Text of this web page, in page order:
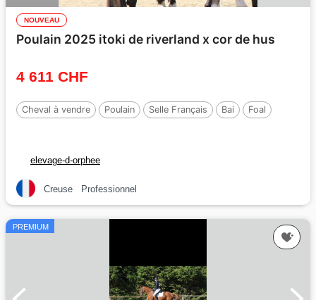
NOUVEAU
Poulain 2025 itoki de riverland x cor de hus
4 611 CHF
Cheval à vendre Poulain Selle Français Bai Foal
elevage-d-orphee
Creuse Professionnel
PREMIUM